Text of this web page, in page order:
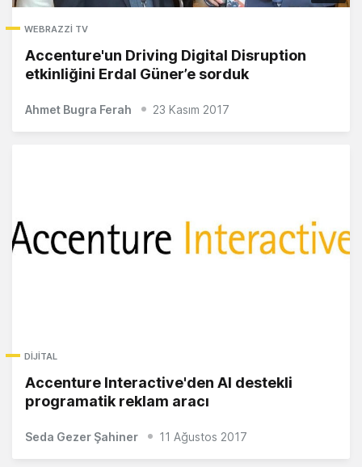
WEBRAZZI TV
Accenture'un Driving Digital Disruption
etkinliğini Erdal Güner’e sorduk
Ahmet Bugra Ferah 23 Kasım 2017
DIJITAL
Accenture Interactive'den AI destekli
programatik reklam aracı
Seda Gezer Şahiner 11 Ağustos 2017